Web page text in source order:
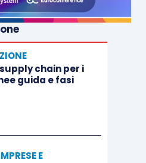
chain per i
guida e fasi
E